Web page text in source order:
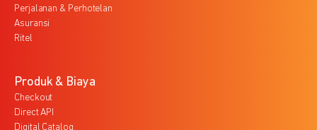
Perjalanan & Perhotelan
Asuransi
Ritel
Produk & Biaya
Checkout
Direct API
Digital Catalog